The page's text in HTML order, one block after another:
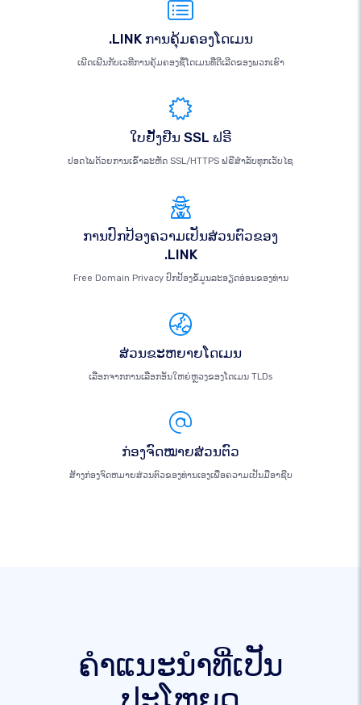
.LINK ການຄຸ້ມຄອງໂດເມນ
ເພີດເພີນກັບເວທີການຄຸ້ມຄອງຊື່ໂດເມນທີ່ດີເລີດຂອງພວກເຮົາ
ໃບຢັ້ງຢືນ SSL ຟຣີ
ປອດໄພດ້ວຍການເຂົ້າລະຫັດ SSL/HTTPS ຟຣີສຳລັບທຸກເວັບໄຊ
ການປົກປ້ອງຄວາມເປັນສ່ວນຕົວຂອງ
.LINK
Free Domain Privacy ປົກປ້ອງຂໍ້ມູນລະອຽດອ່ອນຂອງທ່ານ
ສ່ວນຂະຫຍາຍໂດເມນ
ເລືອກຈາກການເລືອກອັນໃຫຍ່ຫຼວງຂອງໂດເມນ TLDs
ກ່ອງຈົດໝາຍສ່ວນຕົວ
ສ້າງກ່ອງຈົດຫມາຍສ່ວນຕົວຂອງທ່ານເອງເພື່ອຄວາມເປັນມືອາຊີບ
ຄໍາແນະນໍາທີ່ເປັນ